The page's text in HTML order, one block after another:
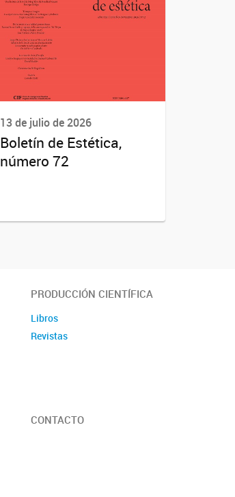
13 de julio de 2026
Boletín de Estética,
número 72
PRODUCCIÓN CIENTÍFICA
Libros
Revistas
CONTACTO